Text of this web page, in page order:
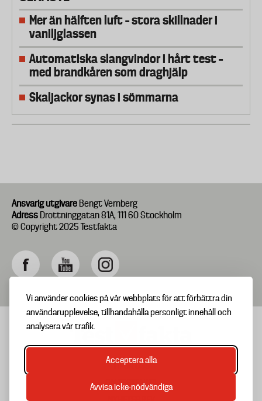
Vi använder cookies på vår webbplats för att förbättra din
användarupplevelse, tillhandahålla personligt innehåll och
analysera vår trafik.
Acceptera alla
Avvisa icke-nödvändiga
Mer än hälften luft – stora skillnader i
vaniljglassen
Automatiska slangvindor i hårt test –
med brandkåren som draghjälp
Skaljackor synas i sömmarna
Ansvarig utgivare Bengt Vernberg
Adress Drottninggatan 81A, 111 60 Stockholm
© Copyright 2025 Testfakta
Footer
menu
TIPSA OSS
OM TESTFAKTA